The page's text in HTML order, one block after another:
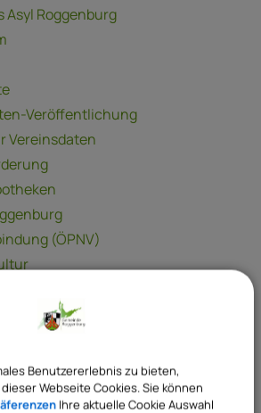
Asyl Roggenburg
Veröffentlichung
Vereinsdaten
(ÖPNV)
Fakten
Benutzererlebnis zu bieten,
Webseite Cookies. Sie können
Ihre aktuelle Cookie Auswahl